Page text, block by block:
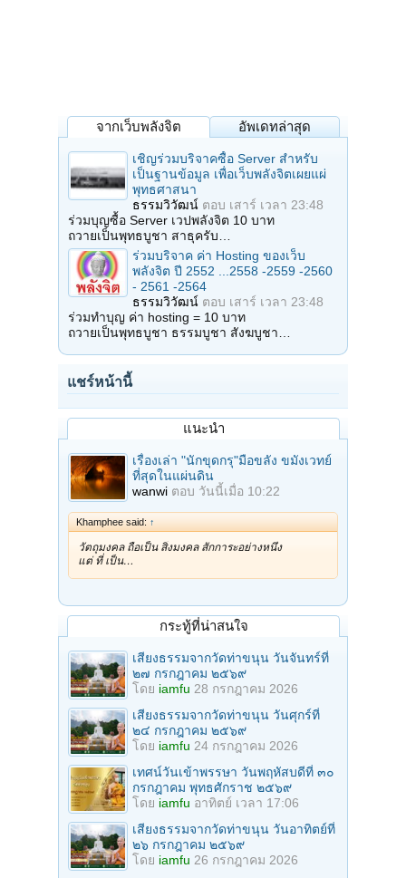
จากเว็บพลังจิต อัพเดทล่าสุด
เชิญร่วมบริจาคซื้อ Server สำหรับ
เป็นฐานข้อมูล เพื่อเว็บพลังจิตเผยแผ่
พุทธศาสนา
ธรรมวิวัฒน์ ตอบ เสาร์ เวลา 23:48
ร่วมบุญซื้อ Server เวปพลังจิต 10 บาท
ถวายเป็นพุทธบูชา สาธุครับ…
ร่วมบริจาค ค่า Hosting ของเว็บ
พลังจิต ปี 2552 ...2558 -2559 -2560
- 2561 -2564
ธรรมวิวัฒน์ ตอบ เสาร์ เวลา 23:48
ร่วมทำบุญ ค่า hosting = 10 บาท
ถวายเป็นพุทธบูชา ธรรมบูชา สังฆบูชา…
แชร์หน้านี้
แนะนำ
เรื่องเล่า "นักขุดกรุ"มือขลัง ขมังเวทย์
ที่สุดในแผ่นดิน
wanwi ตอบ วันนี้เมื่อ 10:22
Khamphee said: ↑
วัตถุมงคล ถือเป็น สิ่งมงคล สักการะอย่างหนึ่ง
แต่ ที่ เป็น…
กระทู้ที่น่าสนใจ
เสียงธรรมจากวัดท่าขนุน วันจันทร์ที่
๒๗ กรกฎาคม ๒๕๖๙
โดย iamfu 28 กรกฎาคม 2026
เสียงธรรมจากวัดท่าขนุน วันศุกร์ที่
๒๔ กรกฎาคม ๒๕๖๙
โดย iamfu 24 กรกฎาคม 2026
เทศน์วันเข้าพรรษา วันพฤหัสบดีที่ ๓๐
กรกฎาคม พุทธศักราช ๒๕๖๙
โดย iamfu อาทิตย์ เวลา 17:06
เสียงธรรมจากวัดท่าขนุน วันอาทิตย์ที่
๒๖ กรกฎาคม ๒๕๖๙
โดย iamfu 26 กรกฎาคม 2026